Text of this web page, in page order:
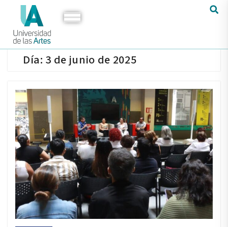
Día: 3 de junio de 2025